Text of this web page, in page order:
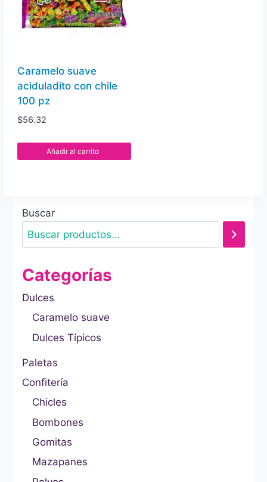
Caramelo suave
aciduladito con chile
100 pz
$56.32
Añadir al carrito
Buscar
Categorías
Dulces
Caramelo suave
Dulces Típicos
Paletas
Confitería
Chicles
Bombones
Gomitas
Mazapanes